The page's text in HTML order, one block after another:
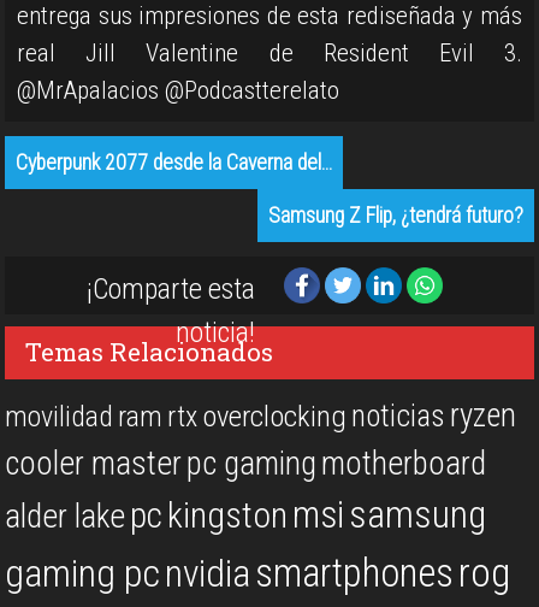
entrega sus impresiones de esta rediseñada y más
real Jill Valentine de Resident Evil 3.
@MrApalacios @Podcastterelato
Cyberpunk 2077 desde la Caverna del…
Samsung Z Flip, ¿tendrá futuro?
¡Comparte esta
noticia!
Temas Relacionados
movilidad ram rtxoverclocking noticias ryzen
cooler masterpc gamingmotherboard
alder lakepc kingston msi samsung
gaming pcnvidiasmartphones rog